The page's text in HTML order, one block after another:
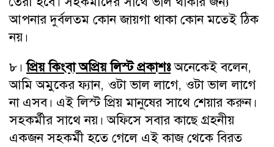
আপনার দুর্বলতম কোন জায়গা থাকা কোন মতেই ঠিক
নয়।
৮।প্রিয় কিংবা অপ্রিয় লিস্ট প্রকাশঃঅনেকেই বলেন,
আমি অমুকের ফ্যান, ওটা ভাল লাগে, ওটা ভাল লাগে
না এসব। এই লিস্ট প্রিয় মানুষের সাথে শেয়ার করুন।
সহকর্মীর সাথে নয়। অফিসে সবার কাছে গ্রহনীয়
একজন সহকর্মী হতে গেলে এই কাজ থেকে বিরত